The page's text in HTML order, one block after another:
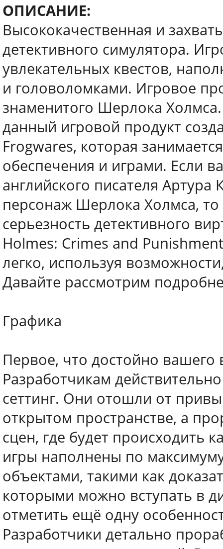
ОПИСАНИЕ:
Высококачественная и
детективного симулятора.
увлекательных квестов,
и головоломками. Игровое
знаменитого Шерлока
данный игровой продукт
Frogwares, которая
обеспечения и играми. Если
английского писателя
персонаж Шерлока Холмса,
серьезность детективного
Holmes: Crimes and
легко, используя
Давайте рассмотрим
Графика
Первое, что достойно вашего
Разработчикам
сеттинг. Они отошли от
открытом пространстве, а
сцен, где будет происходить
игры наполнены по
объектами, такими как
которыми можно вступать в
отметить ещё одну
Разработчики детально